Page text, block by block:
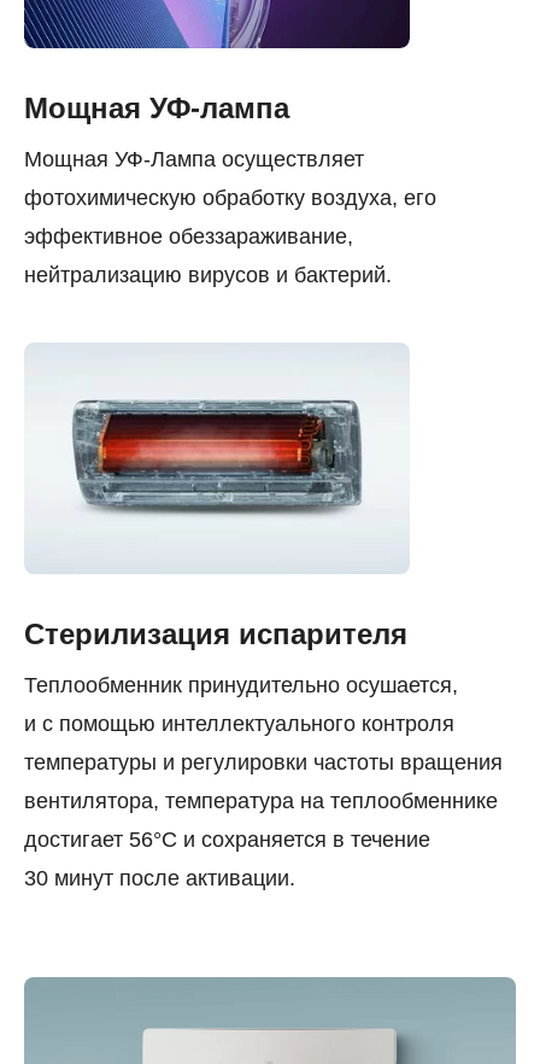
Мощная УФ-лампа
Мощная УФ-Лампа осуществляет
фотохимическую обработку воздуха, его
эффективное обеззараживание,
нейтрализацию вирусов и бактерий.
Стерилизация испарителя
Теплообменник принудительно осушается,
и с помощью интеллектуального контроля
температуры и регулировки частоты вращения
вентилятора, температура на теплообменнике
достигает 56°С и сохраняется в течение
30 минут после активации.